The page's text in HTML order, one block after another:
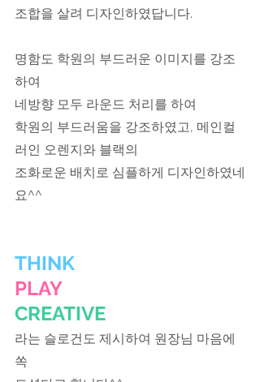
조합을 살려 디자인하였답니다.
​명함도 학원의 부드러운 이미지를 강조
하여
네방향 모두 라운드 처리를 하여
학원의 부드러움을 강조하였고, 메인컬
러인 오렌지와 블랙의
조화로운 배치로 심플하게 디자인하였네
요^^
THINK
PLAY
CREATIVE
​라는 슬로건도 제시하여 원장님 마음에
쏙